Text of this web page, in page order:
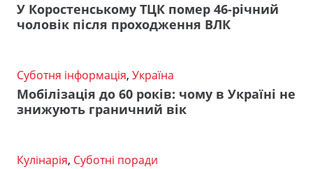
У Коростенському ТЦК помер 46-річний
чоловік після проходження ВЛК
Суботня інформація, Україна
Мобілізація до 60 років: чому в Україні не
знижують граничний вік
Кулінарія, Суботні поради